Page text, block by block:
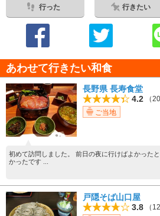
行った 行きたい
あわせて行きたい和食
長野県 長寿食堂
4.2
（
ご当地
初めて訪問しました。 前日の夜に行けばよかった
かったです ...
戸隠そば山口屋
3.8
（